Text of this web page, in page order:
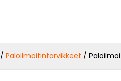
/Paloilmoitintarvikkeet /